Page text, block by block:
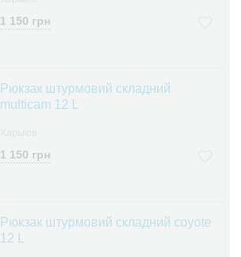
1 150 грн
Рюкзак штурмовий складний
multicam 12 L
1 150 грн
Рюкзак штурмовий складний coyote
12 L